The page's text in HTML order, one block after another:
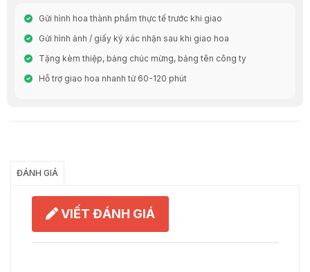
Gửi hình hoa thành phẩm thực tế trước khi giao
Gửi hình ảnh / giấy ký xác nhận sau khi giao hoa
Tặng kèm thiệp, bảng chúc mừng, bảng tên công ty
Hỗ trợ giao hoa nhanh từ 60-120 phút
ĐÁNH GIÁ
VIẾT ĐÁNH GIÁ